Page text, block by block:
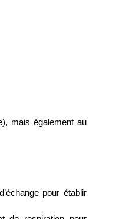
mais également au
pour établir